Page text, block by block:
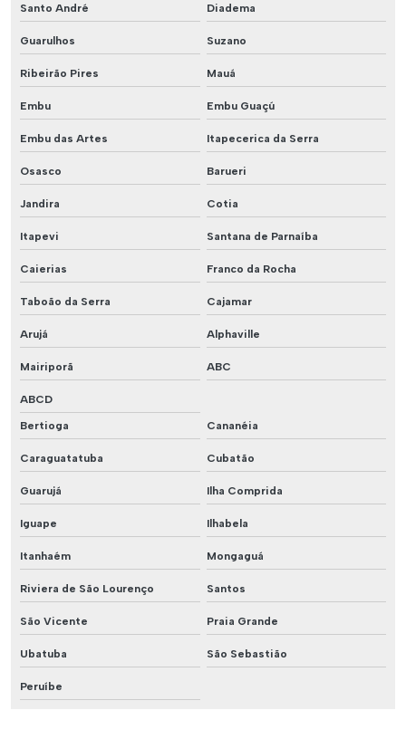
Santo André Diadema
Guarulhos Suzano
Ribeirão Pires Mauá
Embu Embu Guaçú
Embu das Artes Itapecerica da Serra
Osasco Barueri
Jandira Cotia
Itapevi Santana de Parnaíba
Caierias Franco da Rocha
Taboão da Serra Cajamar
Arujá Alphaville
Mairiporã ABC
ABCD
Bertioga Cananéia
Caraguatatuba Cubatão
Guarujá Ilha Comprida
Iguape Ilhabela
Itanhaém Mongaguá
Riviera de São Lourenço Santos
São Vicente Praia Grande
Ubatuba São Sebastião
Peruíbe